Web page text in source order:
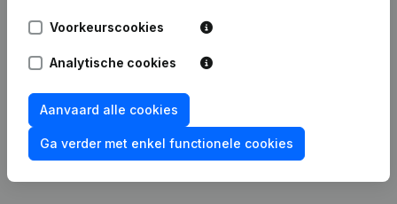
Datum Publicatie
10-02-2025 Boekjaar
Rubriek Oprichting (Nieuwe
Rechtspersoon, Opening Bijkantoor,
enz...)
Voorkeurscookies
Analytische cookies
Aanvaard alle cookies
Ga verder met enkel functionele cookies